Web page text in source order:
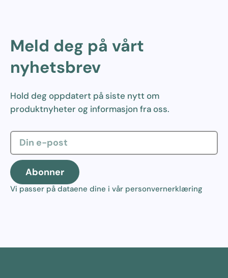
Meld deg på vårt
nyhetsbrev
Hold deg oppdatert på siste nytt om
produktnyheter og informasjon fra oss.
Abonner
Vi passer på dataene dine i vår personvernerklæring